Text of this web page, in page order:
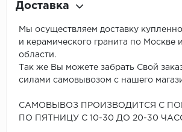
Доставка
Мы осуществляем доставку
и керамического гранита по Москве
области.
Так же Вы можете забрать Свой
силами самовывозом с нашего
САМОВЫВОЗ ПРОИЗВОДИТСЯ С
ПО ПЯТНИЦУ С 10-30 ДО 20-30